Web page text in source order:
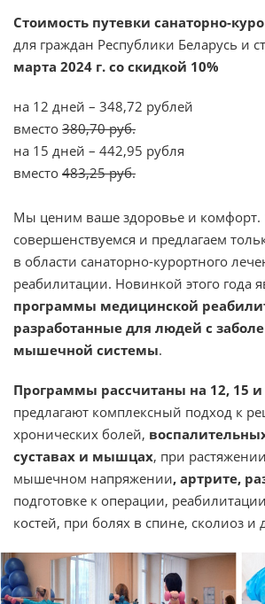
Стоимость путевки санаторно-
для граждан Республики Беларусь и
марта 2024 г. со скидкой 10%
на 12 дней – 348,72 рублей
вместо 380,70 руб.
на 15 дней – 442,95 рубля
вместо 483,25 руб.
Мы ценим ваше здоровье и
совершенствуемся и предлагаем
в области санаторно-курортного
реабилитации. Новинкой этого года
программы медицинской
разработанные для людей с
мышечной системы.
Программы рассчитаны на 12, 15 и
предлагают комплексный подход к
хронических болей,
суставах и мышцах, при
мышечном напряжении, артрите,
подготовке к операции,
костей, при болях в спине, сколиоз и